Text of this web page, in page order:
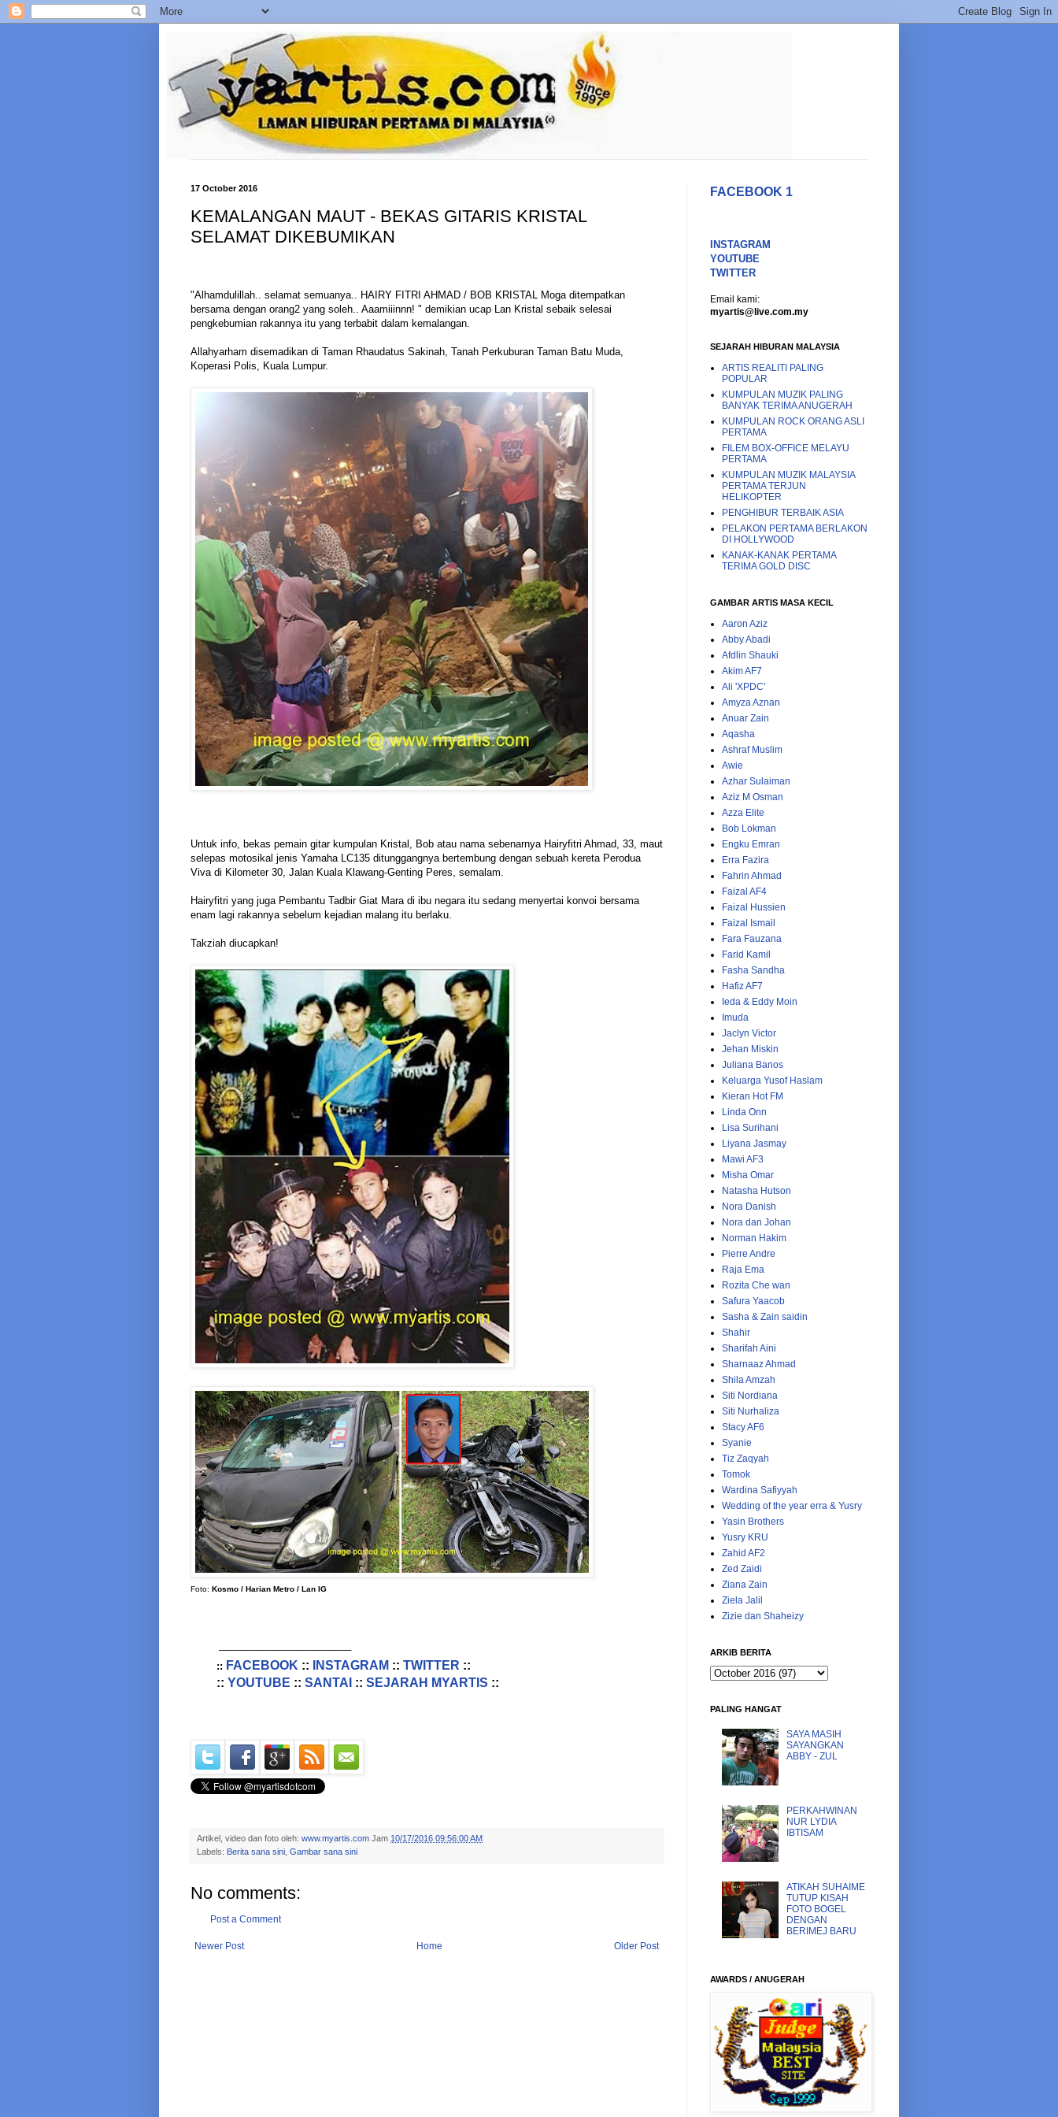
17 October 2016
KEMALANGAN MAUT - BEKAS GITARIS KRISTAL
SELAMAT DIKEBUMIKAN
"Alhamdulillah.. selamat semuanya.. HAIRY FITRI AHMAD / BOB KRISTAL Moga ditempatkan
bersama dengan orang2 yang soleh.. Aaamiiinnn! " demikian ucap Lan Kristal sebaik selesai
pengkebumian rakannya itu yang terbabit dalam kemalangan.
Allahyarham disemadikan di Taman Rhaudatus Sakinah, Tanah Perkuburan Taman Batu Muda,
Koperasi Polis, Kuala Lumpur.
Untuk info, bekas pemain gitar kumpulan Kristal, Bob atau nama sebenarnya Hairyfitri Ahmad, 33, maut
selepas motosikal jenis Yamaha LC135 ditunggangnya bertembung dengan sebuah kereta Perodua
Viva di Kilometer 30, Jalan Kuala Klawang-Genting Peres, semalam.
Hairyfitri yang juga Pembantu Tadbir Giat Mara di ibu negara itu sedang menyertai konvoi bersama
enam lagi rakannya sebelum kejadian malang itu berlaku.
Takziah diucapkan!
Foto: Kosmo / Harian Metro / Lan IG
:: FACEBOOK :: INSTAGRAM :: TWITTER ::
:: YOUTUBE :: SANTAI :: SEJARAH MYARTIS ::
Artikel, video dan foto oleh: www.myartis.com Jam 10/17/2016 09:56:00 AM
Labels: Berita sana sini Gambar sana sini
No comments:
Post a Comment
Newer Post Older Post
Home
FACEBOOK 1
INSTAGRAM
YOUTUBE
TWITTER
Email kami:
myartis@live.com.my
SEJARAH HIBURAN MALAYSIA
ARTIS REALITI PALING
POPULAR
KUMPULAN MUZIK PALING
BANYAK TERIMA ANUGERAH
KUMPULAN ROCK ORANG ASLI
PERTAMA
FILEM BOX-OFFICE MELAYU
PERTAMA
KUMPULAN MUZIK MALAYSIA
PERTAMA TERJUN
HELIKOPTER
PENGHIBUR TERBAIK ASIA
PELAKON PERTAMA BERLAKON
DI HOLLYWOOD
KANAK-KANAK PERTAMA
TERIMA GOLD DISC
GAMBAR ARTIS MASA KECIL
Aaron Aziz
Abby Abadi
Afdlin Shauki
Akim AF7
Ali 'XPDC'
Amyza Aznan
Anuar Zain
Aqasha
Ashraf Muslim
Awie
Azhar Sulaiman
Aziz M Osman
Azza Elite
Bob Lokman
Engku Emran
Erra Fazira
Fahrin Ahmad
Faizal AF4
Faizal Hussien
Faizal Ismail
Fara Fauzana
Farid Kamil
Fasha Sandha
Hafiz AF7
Ieda & Eddy Moin
Imuda
Jaclyn Victor
Jehan Miskin
Juliana Banos
Keluarga Yusof Haslam
Kieran Hot FM
Linda Onn
Lisa Surihani
Liyana Jasmay
Mawi AF3
Misha Omar
Natasha Hutson
Nora Danish
Nora dan Johan
Norman Hakim
Pierre Andre
Raja Ema
Rozita Che wan
Safura Yaacob
Sasha & Zain saidin
Shahir
Sharifah Aini
Sharnaaz Ahmad
Shila Amzah
Siti Nordiana
Siti Nurhaliza
Stacy AF6
Syanie
Tiz Zaqyah
Tomok
Wardina Safiyyah
Wedding of the year erra & Yusry
Yasin Brothers
Yusry KRU
Zahid AF2
Zed Zaidi
Ziana Zain
Ziela Jalil
Zizie dan Shaheizy
ARKIB BERITA
PALING HANGAT
SAYA MASIH
SAYANGKAN
ABBY - ZUL
PERKAHWINAN
NUR LYDIA
IBTISAM
ATIKAH SUHAIME
TUTUP KISAH
FOTO BOGEL
DENGAN
BERIMEJ BARU
AWARDS / ANUGERAH